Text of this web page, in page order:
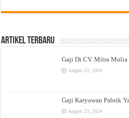
Artikel Terbaru
Gaji Di CV. Mitra Mulia
August 23, 2024
Gaji Karyawan Pabrik
August 23, 2024